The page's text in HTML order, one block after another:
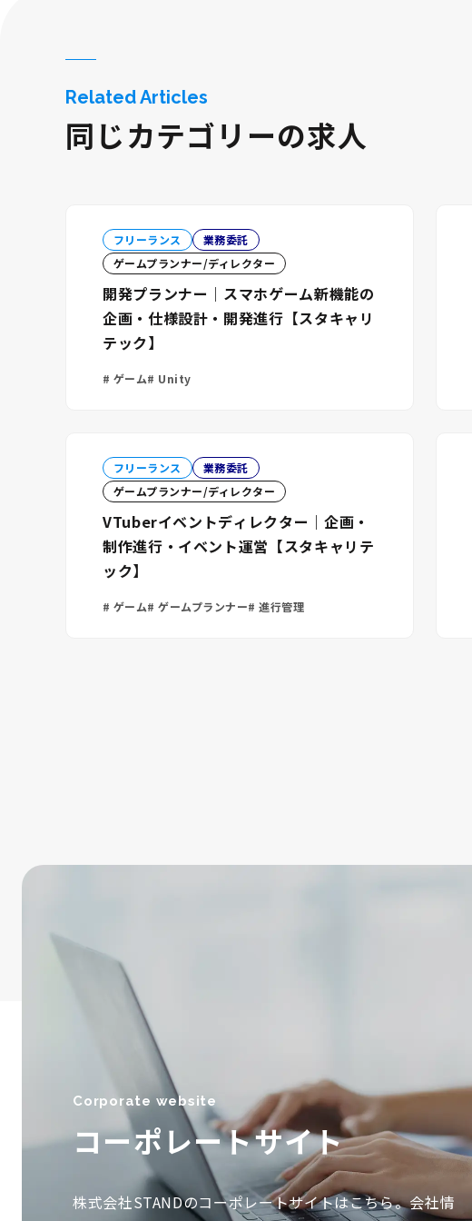
Related Articles
同じカテゴリーの求人
フリーランス
業務委託
ゲームプランナー/ディレクター
開発プランナー｜スマホゲーム新機能の
企画・仕様設計・開発進行【スタキャリ
テック】
ゲーム Unity
フリーランス
業務委託
ゲームプランナー/ディレクター
VTuberイベントディレクター｜企画・
制作進行・イベント運営【スタキャリテ
ック】
ゲーム ゲームプランナー 進行管理
Corporate website
コーポレートサイト
株式会社STANDのコーポレートサイトはこちら。会社情